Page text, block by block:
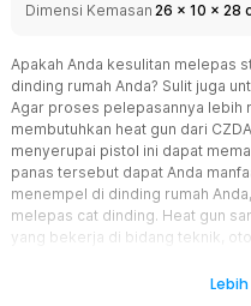
Dimensi Kemasan 26 x 10 x 28
Apakah Anda kesulitan melepas
dinding rumah Anda? Sulit juga
Agar proses pelepasannya lebih
membutuhkan heat gun dari
menyerupai pistol ini dapat
panas tersebut dapat Anda
menempel di dinding rumah
melepas cat dinding. Heat gun
yang bekerja di bidang teknik,